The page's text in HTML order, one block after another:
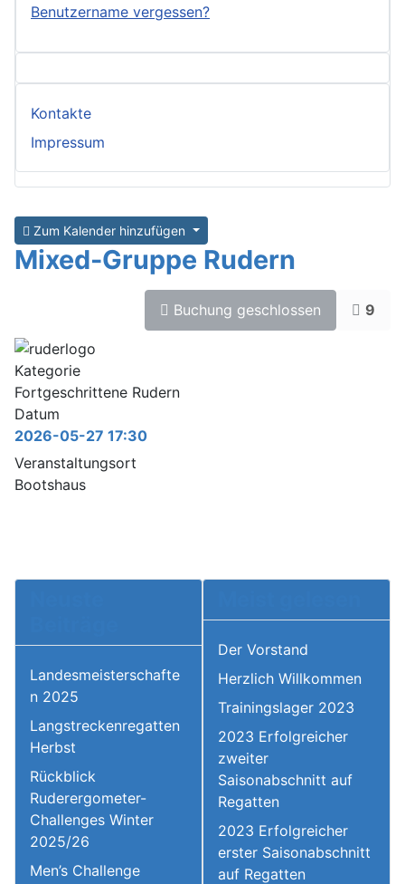
Benutzername vergessen?
Kontakte
Impressum
Zum Kalender hinzufügen
Mixed-Gruppe Rudern
Buchung geschlossen 9
Kategorie
Fortgeschrittene Rudern
Datum
2026-05-27 17:30
Veranstaltungsort
Bootshaus
Landesmeisterschafte
n 2025
Langstreckenregatten
Herbst
Rückblick
Ruderergometer-
Challenges Winter
2025/26
Men’s Challenge
Der Vorstand
Herzlich Willkommen
Trainingslager 2023
2023 Erfolgreicher
zweiter
Saisonabschnitt auf
Regatten
2023 Erfolgreicher
erster Saisonabschnitt
auf Regatten